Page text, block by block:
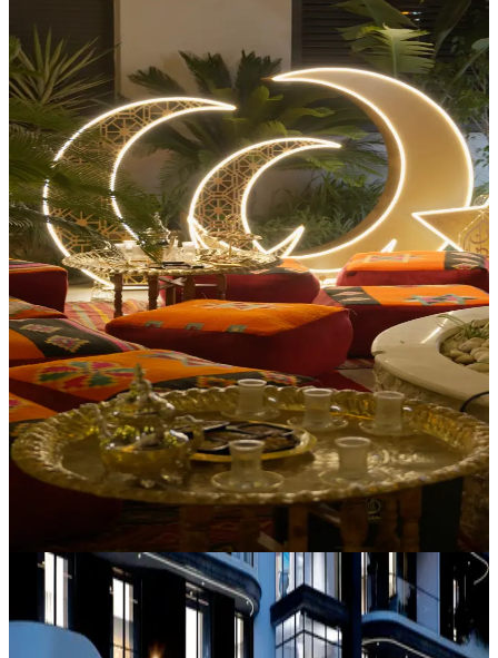
Oussama Promotion immobilière
Ramadan Kareem 2026 : message de vœux
d’Oussama Promotion
Investissement
2/12/2026